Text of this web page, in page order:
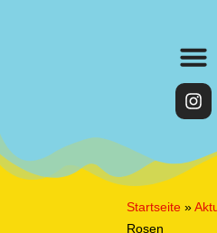
Startseite »
Rosen